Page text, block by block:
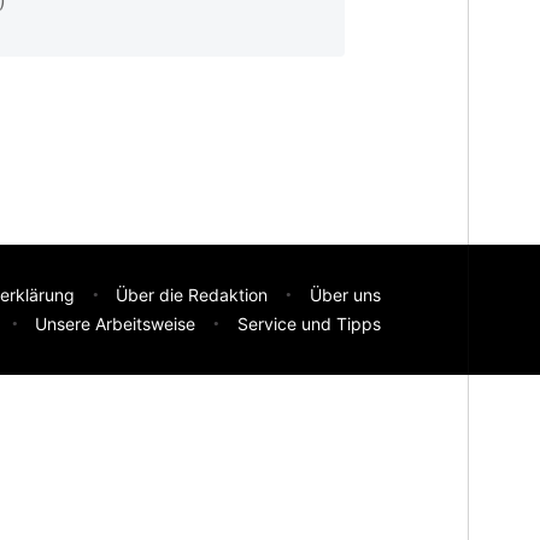
Über die Redaktion
Über uns
Unsere Arbeitsweise
Service und Tipps